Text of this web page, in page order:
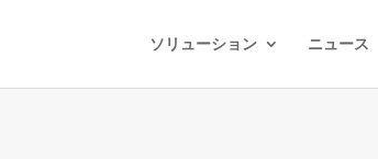
ソリューション ニュース